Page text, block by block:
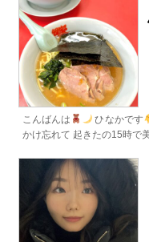
こんばんは ひなかです
かけ忘れて 起きたの15時で